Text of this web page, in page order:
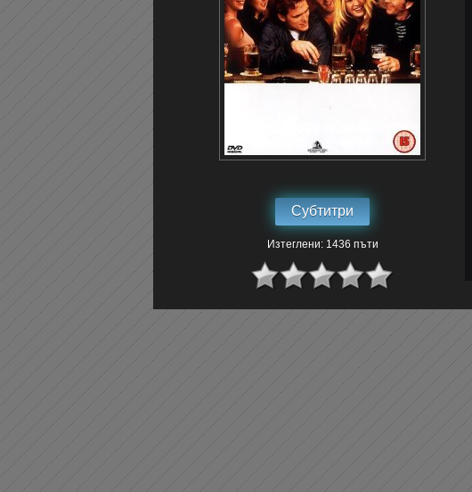
Субтитри
Изтеглени: 1436 пъти